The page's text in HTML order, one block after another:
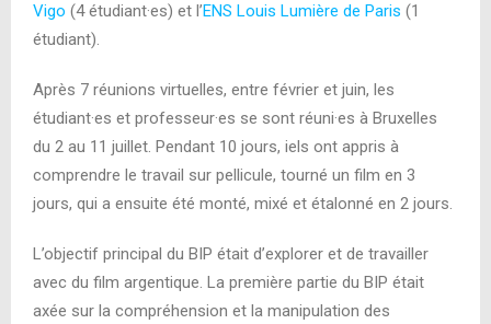
Vigo (4 étudiant·es) et l’ENS Louis Lumière de Paris (1
étudiant).
Après 7 réunions virtuelles, entre février et juin, les
étudiant·es et professeur·es se sont réuni·es à Bruxelles
du 2 au 11 juillet. Pendant 10 jours, iels ont appris à
comprendre le travail sur pellicule, tourné un film en 3
jours, qui a ensuite été monté, mixé et étalonné en 2 jours.
L’objectif principal du BIP était d’explorer et de travailler
avec du film argentique. La première partie du BIP était
axée sur la compréhension et la manipulation des